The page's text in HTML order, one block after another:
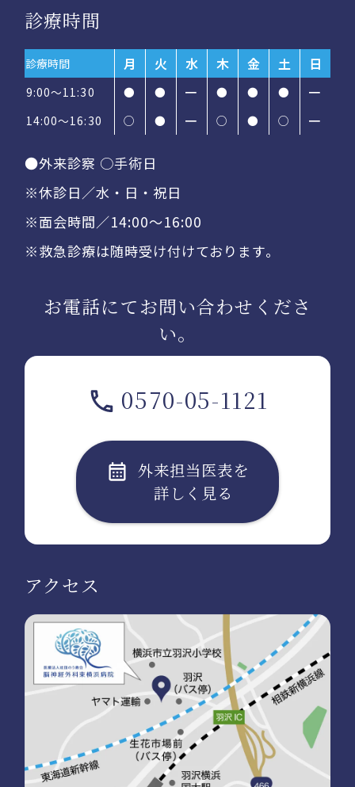
診療時間
診療時間 月 火 水 木 金 土 日
9:00～11:30 ● ● ━ ● ● ●
━
14:00〜16:30
○ ● ━ ○ ● ○ ━
●外来診察 ○手術日
※休診日／水・日・祝日
※面会時間／14:00〜16:00
※救急診療は随時受け付けております。
お電話にてお問い合わせくださ
い。
0570-05-1121
外来担当医表を
詳しく見る
アクセス